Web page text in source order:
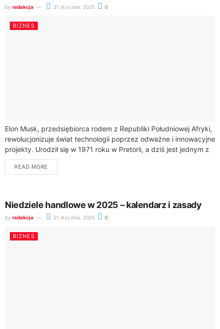
by redakcja 21 stycznia, 2025 0
BIZNES
Elon Musk, przedsiębiorca rodem z Republiki Południowej Afryki,
rewolucjonizuje świat technologii poprzez odważne i innowacyjne
projekty. Urodził się w 1971 roku w Pretorii, a dziś jest jednym z
najbardziej wpływowych...
READ MORE
Niedziele handlowe w 2025 – kalendarz i zasady
by redakcja 21 stycznia, 2025 0
BIZNES